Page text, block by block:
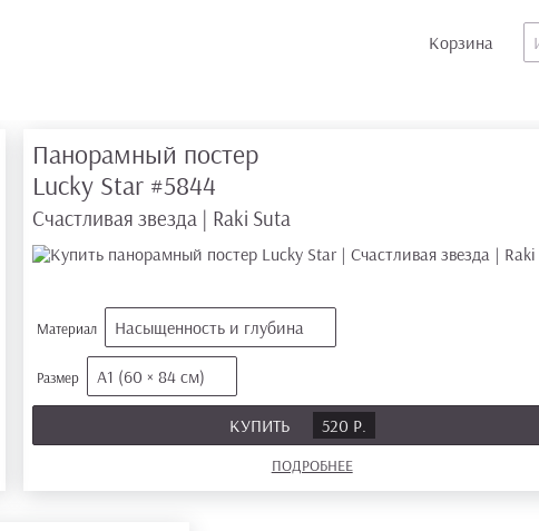
Корзина
Панорамный постер
Lucky Star #5844
Счастливая звезда | Raki Suta
Материал Насыщенность и глубина
Размер А1 (60 × 84 см)
КУПИТЬ 520 Р.
ПОДРОБНЕЕ